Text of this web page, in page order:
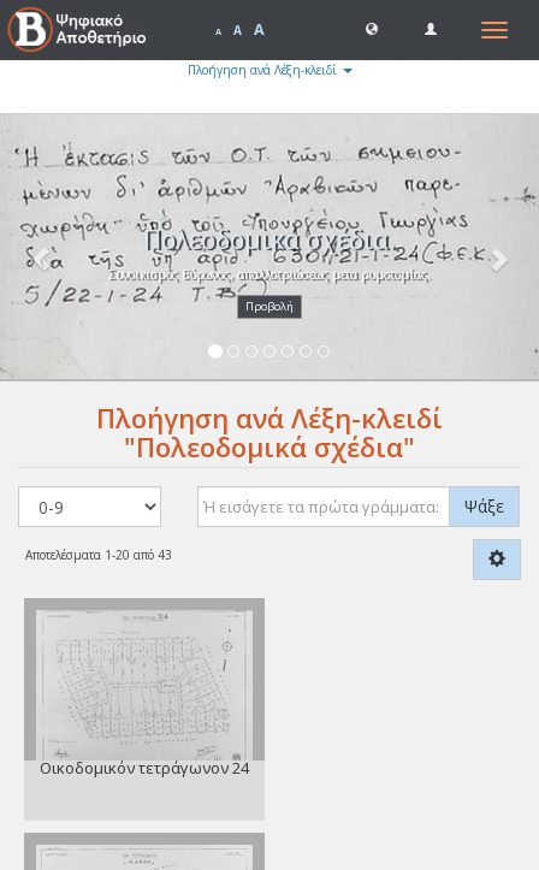
Toggle
A A A
Πλοήγηση ανά Λέξη-κλειδί
Πολεοδομικά σχέδια.
Συνοικισμός Βύρωνος, απαλλοτριώσεως μετα ρυμοτομίας.
Προβολή
Πλοήγηση ανά Λέξη-κλειδί
"Πολεοδομικά σχέδια"
Ψάξε
Αποτελέσματα 1-20 από 43
Οικοδομικόν τετράγωνον 24